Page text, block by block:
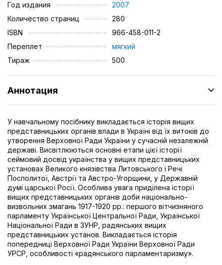
Год издания
2007
Количество страниц
280
ISBN
966-458-011-2
Переплет
мягкий
Тираж
500
Аннотация
У навчальному посібнику викладається історія вищих
представницьких органів влади в Україні від їх витоків до
утворення Верховної Ради України у сучасній незалежній
державі. Висвітлюються основні етапи цієї історії
сеймовий досвід українства у вищих представницьких
установах Великого князівства Литовського і Речі
Посполитої, Австрії та Австро-Угорщини, у Державній
думі царської Росії. Особлива увага приділена історії
вищих представницьких органів доби національно-
визвольних змагань 1917-1920 рр.: першого вітчизняного
парламенту Української Центральної Ради, Української
Національної Ради в ЗУНР, радянських вищих
представницьких установ. Викладається історія
попередниці Верховної Ради України Верховної Ради
УРСР, особливості «радянського парламентаризму».